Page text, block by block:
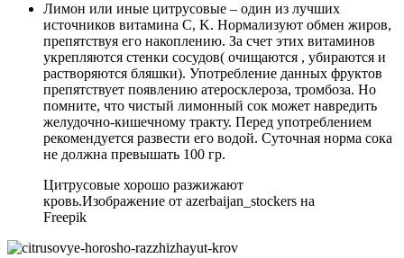
Лимон или иные цитрусовые – один из лучших
источников витамина C, K. Нормализуют обмен жиров,
препятствуя его накоплению. За счет этих витаминов
укрепляются стенки сосудов( очищаются , убираются и
растворяются бляшки). Употребление данных фруктов
препятствует появлению атеросклероза, тромбоза. Но
помните, что чистый лимонный сок может навредить
желудочно-кишечному тракту. Перед употреблением
рекомендуется развести его водой. Суточная норма сока
не должна превышать 100 гр.
Цитрусовые хорошо разжижают
кровь.Изображение от azerbaijan_stockers на
Freepik